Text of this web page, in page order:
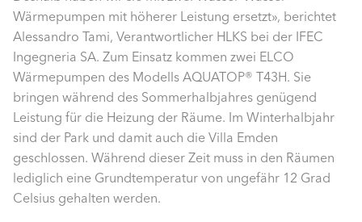
Wärmepumpen mit höherer Leistung ersetzt», berichtet
Alessandro Tami, Verantwortlicher HLKS bei der IFEC
Ingegneria SA. Zum Einsatz kommen zwei ELCO
Wärmepumpen des Modells AQUATOP® T43H. Sie
bringen während des Sommerhalbjahres genügend
Leistung für die Heizung der Räume. Im Winterhalbjahr
sind der Park und damit auch die Villa Emden
geschlossen. Während dieser Zeit muss in den Räumen
lediglich eine Grundtemperatur von ungefähr 12 Grad
Celsius gehalten werden.